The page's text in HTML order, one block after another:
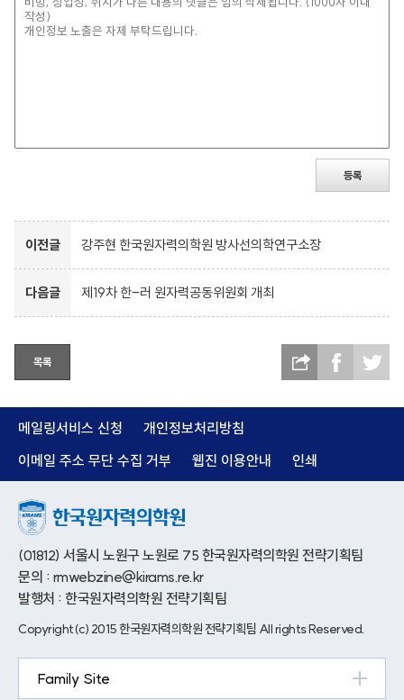
등록
이전글 강주현 한국원자력의학원 방사선의학연구소장
다음글 제19차 한-러 원자력공동위원회 개최
목록
메일링서비스 신청
개인정보처리방침
이메일 주소 무단 수집 거부
웹진 이용안내 인쇄
(01812) 서울시 노원구 노원로 75 한국원자력의학원 전략기획팀
문의 : rmwebzine@kirams.re.kr
발행처 : 한국원자력의학원 전략기획팀
Copyright(c) 2015 한국원자력의학원 전략기획팀 All rights Reserved.
Family Site